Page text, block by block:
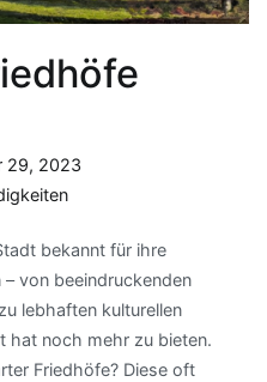
29, 2023
bekannt für ihre
von beeindruckenden
lebhaften kulturellen
hat noch mehr zu bieten.
Friedhöfe? Diese oft